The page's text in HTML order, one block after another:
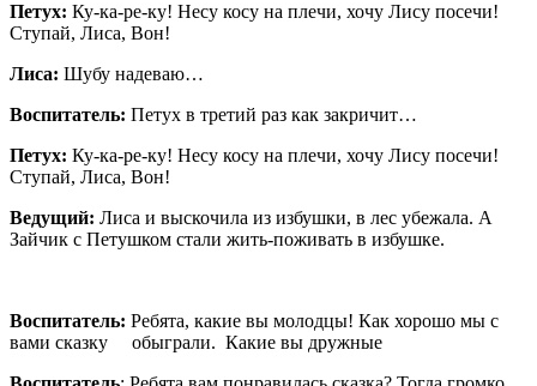
Петух: Ку-ка-ре-ку! Несу косу на плечи, хочу Лису посечи!
Ступай, Лиса, Вон!
Лиса: Шубу надеваю…
Воспитатель: Петух в третий раз как закричит…
Петух: Ку-ка-ре-ку! Несу косу на плечи, хочу Лису посечи!
Ступай, Лиса, Вон!
Ведущий: Лиса и выскочила из избушки, в лес убежала. А
Зайчик с Петушком стали жить-поживать в избушке.
Воспитатель: Ребята, какие вы молодцы! Как хорошо мы с
вами сказку обыграли. Какие вы дружные